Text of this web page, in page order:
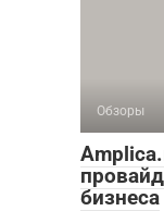
Обзоры
бизнеса